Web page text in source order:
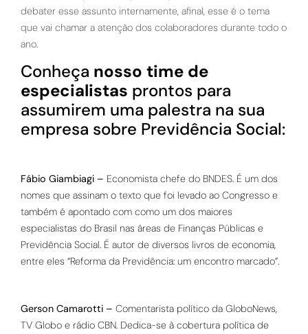
debater esse assunto internamente, afinal, esse é o tema
que vai chamar a atenção dos colaboradores durante todo o
ano.
Conheça nosso time de
especialistas prontos para
assumirem uma palestra na sua
empresa sobre Previdência Social:
Fábio Giambiagi – Economista chefe do BNDES. É um dos
nomes que assinam o texto que foi levado ao Congresso e
também é apontado com como um dos maiores
especialistas do Brasil nas áreas de Finanças Públicas e
Previdência Social. É autor de diversos livros de economia,
entre eles “Reforma da Previdência: um encontro marcado”.
Gerson Camarotti – Comentarista político da GloboNews,
TV Globo e rádio CBN. Dedica-se à cobertura política de